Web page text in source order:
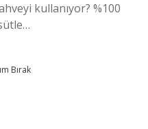
kullanıyor? %100
Bırak